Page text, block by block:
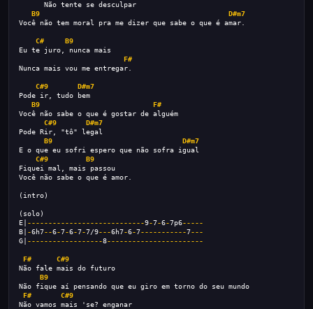
Não tente se desculpar
B9
D#m7
Você não tem moral pra me dizer que sabe o que é amar.
C#
B9
Eu te juro, nunca mais
F#
Nunca mais vou me entregar.
C#9
D#m7
Pode ir, tudo bem
B9
F#
Você não sabe o que é gostar de alguém
C#9
D#m7
Pode Rir, "tô" legal
B9
D#m7
E o que eu sofri espero que não sofra igual
C#9
B9
Fiquei mal, mais passou
Você não sabe o que é amor.
(intro)
(solo)
E| ----------------------------9-7-6-7p6-----
B| -6h7--6-7-6-7-7/9---6h7-6-7-----------7---
G| ------------------8-----------------------
F#
C#9
Não fale mais do futuro
B9
Não fique aí pensando que eu giro em torno do seu mundo
F#
C#9
Não vamos mais 'se? enganar